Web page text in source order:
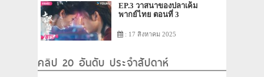
EP.3 วาสนาของปลาเค็ม
พากย์ไทย ตอนที่ 3
: 17 สิงหาคม 2025
คลิป 20 อันดับ ประจำสัปดาห์